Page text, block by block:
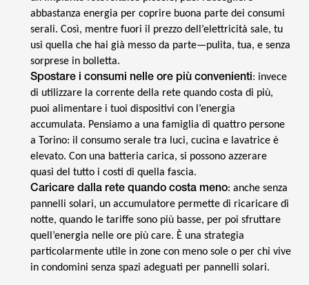
abbastanza energia per coprire buona parte dei consumi
serali. Così, mentre fuori il prezzo dell’elettricità sale, tu
usi quella che hai già messo da parte—pulita, tua, e senza
sorprese in bolletta.
Spostare i consumi nelle ore più convenienti: invece
di utilizzare la corrente della rete quando costa di più,
puoi alimentare i tuoi dispositivi con l’energia
accumulata. Pensiamo a una famiglia di quattro persone
a Torino: il consumo serale tra luci, cucina e lavatrice è
elevato. Con una batteria carica, si possono azzerare
quasi del tutto i costi di quella fascia.
Caricare dalla rete quando costa meno: anche senza
pannelli solari, un accumulatore permette di ricaricare di
notte, quando le tariffe sono più basse, per poi sfruttare
quell’energia nelle ore più care. È una strategia
particolarmente utile in zone con meno sole o per chi vive
in condomini senza spazi adeguati per pannelli solari.